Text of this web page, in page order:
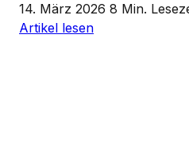
14. März 2026 8 Min.
Artikel lesen